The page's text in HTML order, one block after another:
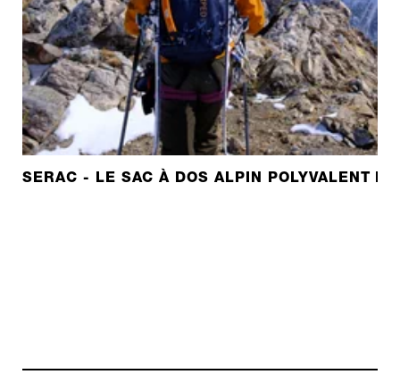
SERAC - LE SAC À DOS ALPIN POLYVALENT